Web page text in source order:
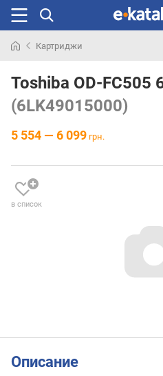
раньше
Картриджи
Toshiba OD-FC505
(6LK49015000)
5 554 — 6 099 грн.
в список
Описание